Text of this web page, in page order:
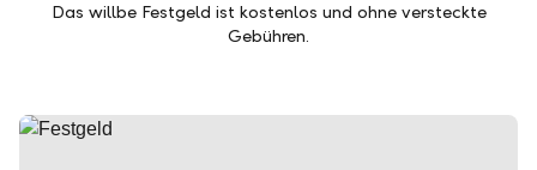
Das willbe Festgeld ist kostenlos und ohne versteckte
Gebühren.